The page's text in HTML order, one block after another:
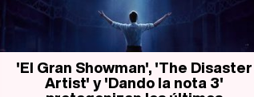
'El Gran Showman', 'The Disaster
Artist' y 'Dando la nota 3'